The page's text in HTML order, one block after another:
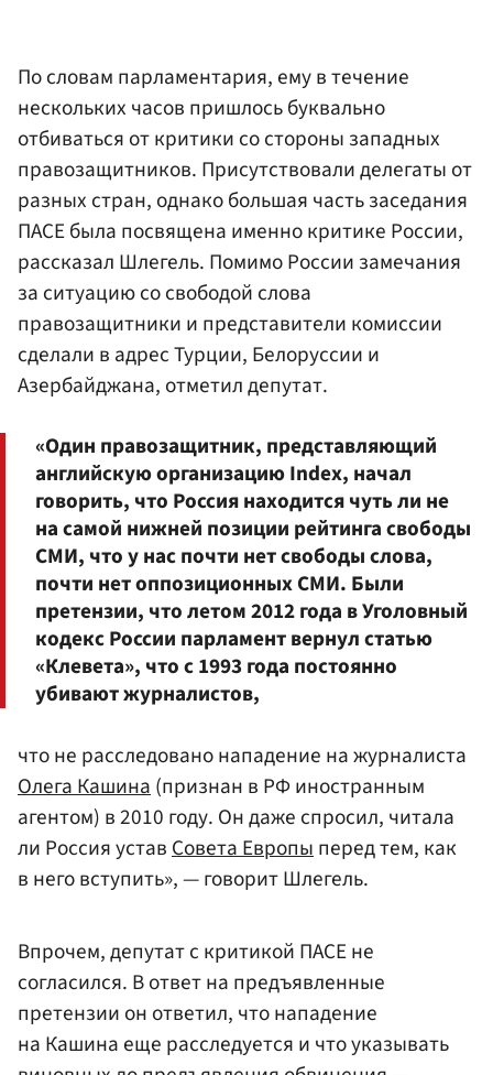
По словам парламентария, ему в течение
нескольких часов пришлось буквально
отбиваться от критики со стороны западных
правозащитников. Присутствовали делегаты от
разных стран, однако большая часть заседания
ПАСЕ была посвящена именно критике России,
рассказал Шлегель. Помимо России замечания
за ситуацию со свободой слова
правозащитники и представители комиссии
сделали в адрес Турции, Белоруссии и
Азербайджана, отметил депутат.
«Один правозащитник, представляющий
английскую организацию Index, начал
говорить, что Россия находится чуть ли не
на самой нижней позиции рейтинга свободы
СМИ, что у нас почти нет свободы слова,
почти нет оппозиционных СМИ. Были
претензии, что летом 2012 года в Уголовный
кодекс России парламент вернул статью
«Клевета», что с 1993 года постоянно
убивают журналистов,
что не расследовано нападение на журналиста
Олега Кашина(признан в РФ иностранным
агентом) в 2010 году. Он даже спросил, читала
ли Россия уставСовета Европыперед тем, как
в него вступить», — говорит Шлегель.
Впрочем, депутат с критикой ПАСЕ не
согласился. В ответ на предъявленные
претензии он ответил, что нападение
на Кашина еще расследуется и что указывать